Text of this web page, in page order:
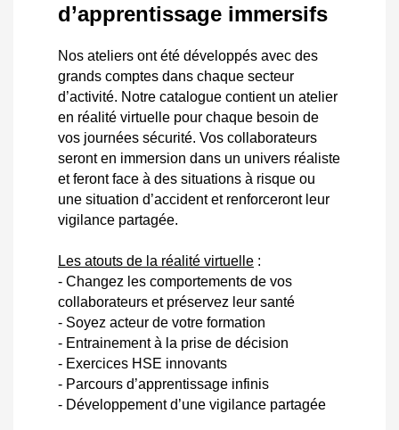
d’apprentissage immersifs
Nos ateliers ont été développés avec des
grands comptes dans chaque secteur
d’activité. Notre catalogue contient un atelier
en réalité virtuelle pour chaque besoin de
vos journées sécurité. Vos collaborateurs
seront en immersion dans un univers réaliste
et feront face à des situations à risque ou
une situation d’accident et renforceront leur
vigilance partagée.
Les atouts de la réalité virtuelle :
- Changez les comportements de vos
collaborateurs et préservez leur santé
- Soyez acteur de votre formation
- Entrainement à la prise de décision
- Exercices HSE innovants
- Parcours d’apprentissage infinis
- Développement d’une vigilance partagée